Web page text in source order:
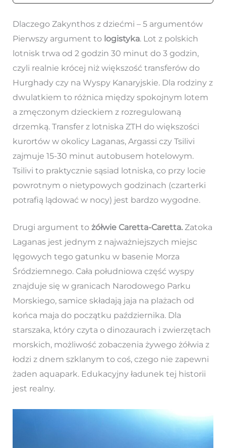
Dlaczego Zakynthos z dziećmi – 5 argumentów
Pierwszy argument tologistyka. Lot z polskich
lotnisk trwa od 2 godzin 30 minut do 3 godzin,
czyli realnie krócej niż większość transferów do
Hurghady czy na Wyspy Kanaryjskie. Dla rodziny z
dwulatkiem to różnica między spokojnym lotem
a zmęczonym dzieckiem z rozregulowaną
drzemką. Transfer z lotniska ZTH do większości
kurortów w okolicy Laganas, Argassi czy Tsilivi
zajmuje 15-30 minut autobusem hotelowym.
Tsilivi to praktycznie sąsiad lotniska, co przy locie
powrotnym o nietypowych godzinach (czarterki
potrafią lądować w nocy) jest bardzo wygodne.
Drugi argument to żółwie Caretta-Caretta.Zatoka
Laganas jest jednym z najważniejszych miejsc
lęgowych tego gatunku w basenie Morza
Śródziemnego. Cała południowa część wyspy
znajduje się w granicach Narodowego Parku
Morskiego, samice składają jaja na plażach od
końca maja do początku października. Dla
starszaka, który czyta o dinozaurach i zwierzętach
morskich, możliwość zobaczenia żywego żółwia z
łodzi z dnem szklanym to coś, czego nie zapewni
żaden aquapark. Edukacyjny ładunek tej historii
jest realny.